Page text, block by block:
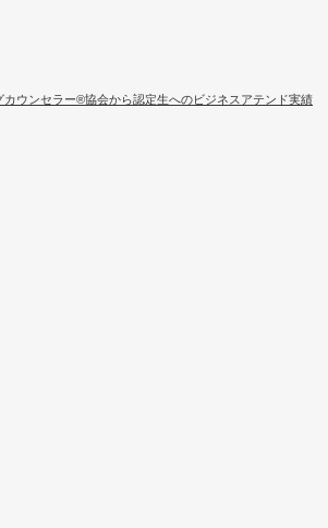
ウンセラー®協会から認定生へのビジネスアテンド実績